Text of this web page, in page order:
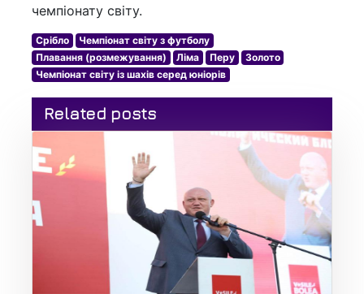
чемпіонату світу.
Срібло
Чемпіонат світу з футболу
Плавання (розмежування)
Ліма Перу
Золото
Чемпіонат світу із шахів серед юніорів
Related posts